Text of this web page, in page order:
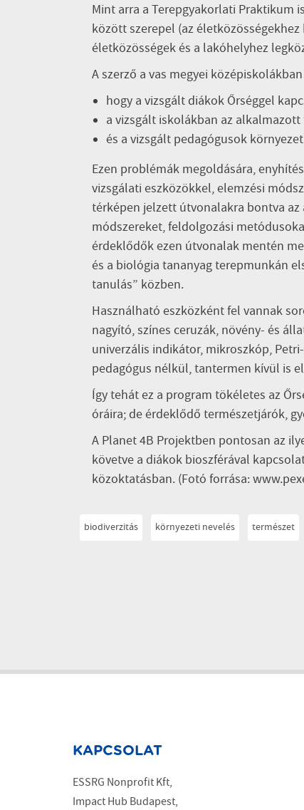
Mint arra a Terepgyakorlati Praktikum
között szerepel (az
életközösségek és a lakóhelyhez
A szerző a vas megyei
hogy a vizsgált diákok Őrséggel
a vizsgált iskolákban az
és a vizsgált pedagógusok
Ezen problémák megoldására,
vizsgálati eszközökkel, elemzési
térképen jelzett útvonalakra bontva
módszereket, feldolgozási
érdeklődők ezen útvonalak mentén
és a biológia tananyag terepmunkán
tanulás” közben.
Használható eszközként fel vannak
nagyító, színes ceruzák, növény- és
univerzális indikátor, mikroszkóp,
pedagógus nélkül, tantermen kívül is
Így tehát ez a program tökéletes az
óráira; de érdeklődő természetjárók,
A Planet 4B Projektben pontosan az
követve a diákok bioszférával
közoktatásban. (Fotó forrása:
biodiverzitás környezeti nevelés természet
KAPCSOLAT
ESSRG Nonprofit Kft,
Impact Hub Budapest,